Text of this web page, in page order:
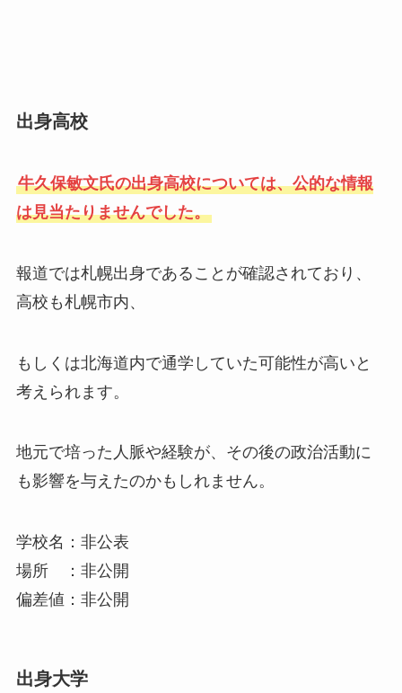
出身高校
牛久保敏文氏の出身高校については、公的な情報
は見当たりませんでした。
報道では札幌出身であることが確認されており、
高校も札幌市内、
もしくは北海道内で通学していた可能性が高いと
考えられます。
地元で培った人脈や経験が、その後の政治活動に
も影響を与えたのかもしれません。
学校名：非公表
場所 ：非公開
偏差値：非公開
出身大学